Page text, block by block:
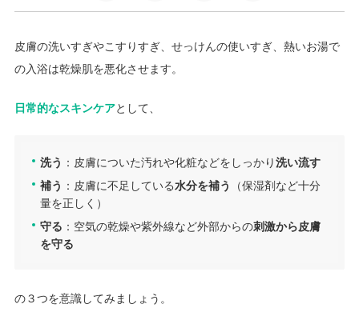
皮膚の洗いすぎやこすりすぎ、せっけんの使いすぎ、熱いお湯で
の入浴は乾燥肌を悪化させます。
日常的なスキンケアとして、
洗う ：皮膚についた汚れや化粧などをしっかり洗い流す
補う ：皮膚に不足している水分を補う （保湿剤など十分
量を正しく）
守る ：空気の乾燥や紫外線など外部からの刺激から皮膚
を守る
の３つを意識してみましょう。